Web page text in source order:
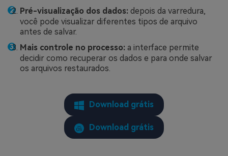
Pré-visualização dos dados: depois da varredura,
você pode visualizar diferentes tipos de arquivo
antes de salvar.
Mais controle no processo: a interface permite
decidir como recuperar os dados e para onde salvar
os arquivos restaurados.
Download grátis
Download grátis